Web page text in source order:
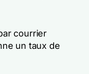
courrier
un taux de